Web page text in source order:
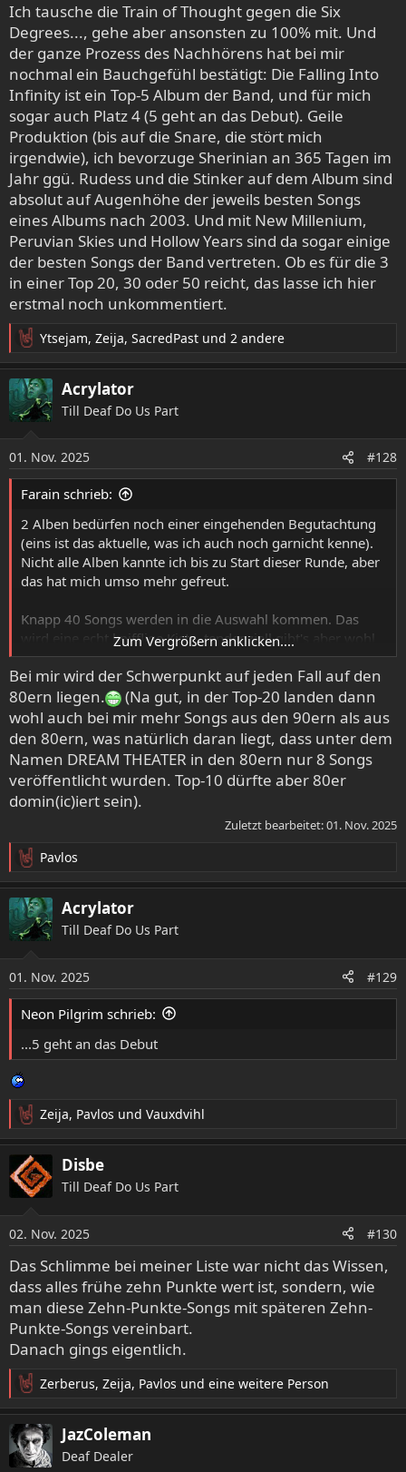
unwahrscheinlich.
Ich tausche die Train of Thought gegen die Six
Degrees..., gehe aber ansonsten zu 100% mit. Und
der ganze Prozess des Nachhörens hat bei mir
nochmal ein Bauchgefühl bestätigt: Die Falling Into
Infinity ist ein Top-5 Album der Band, und für mich
sogar auch Platz 4 (5 geht an das Debut). Geile
Produktion (bis auf die Snare, die stört mich
irgendwie), ich bevorzuge Sherinian an 365 Tagen im
Jahr ggü. Rudess und die Stinker auf dem Album sind
absolut auf Augenhöhe der jeweils besten Songs
eines Albums nach 2003. Und mit New Millenium,
Peruvian Skies und Hollow Years sind da sogar einige
der besten Songs der Band vertreten. Ob es für die 3
in einer Top 20, 30 oder 50 reicht, das lasse ich hier
erstmal noch unkommentiert.
R
e
a
k
t
n
e
n
Ytsejam, Zeija, SacredPast und 2 andere
Acrylator
Till Deaf Do Us Part
01. Nov. 2025 #128
Farain schrieb:
2 Alben bedürfen noch einer eingehenden Begutachtung
(eins ist das aktuelle, was ich auch noch garnicht kenne).
Nicht alle Alben kannte ich bis zu Start dieser Runde, aber
das hat mich umso mehr gefreut.
Knapp 40 Songs werden in die Auswahl kommen. Das
wird eine echt knifflige Kiste, tendenziell gibt's aber wohl
zumindest in der Top 10 einen Schwerpunkt auf den 90er
Jahren.
Zum Vergrößern anklicken....
Bei mir wird der Schwerpunkt auf jeden Fall auf den
80ern liegen.
(Na gut, in der Top-20 landen dann
wohl auch bei mir mehr Songs aus den 90ern als aus
den 80ern, was natürlich daran liegt, dass unter dem
Namen DREAM THEATER in den 80ern nur 8 Songs
veröffentlicht wurden. Top-10 dürfte aber 80er
domin(ic)iert sein).
Zuletzt bearbeitet:01. Nov. 2025
R
e
a
k
t
n
e
n
Pavlos
Acrylator
Till Deaf Do Us Part
01. Nov. 2025 #129
Neon Pilgrim schrieb:
...5 geht an das Debut
R
e
a
k
t
n
e
n
:
Zeija, Pavlos und Vauxdvihl
Disbe
Till Deaf Do Us Part
02. Nov. 2025 #130
Das Schlimme bei meiner Liste war nicht das Wissen,
dass alles frühe zehn Punkte wert ist, sondern, wie
man diese Zehn-Punkte-Songs mit späteren Zehn-
Punkte-Songs vereinbart.
Danach gings eigentlich.
R
e
a
k
t
Zerberus, Zeija, Pavlos und eine weitere Person
JazColeman
Deaf Dealer